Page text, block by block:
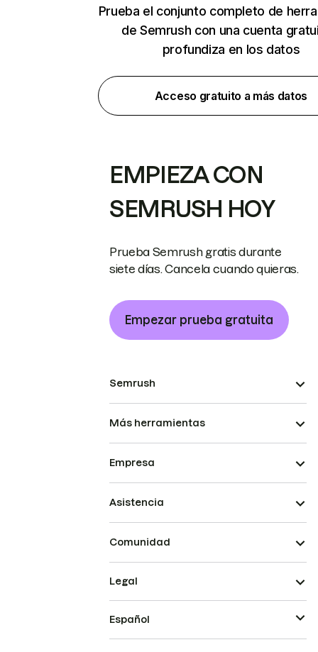
Prueba el conjunto completo de
de Semrush con una cuenta
profundiza en los datos
Acceso gratuito a más datos
EMPIEZA CON
SEMRUSH HOY
Prueba Semrush gratis durante
siete días. Cancela cuando quieras.
Empezar prueba gratuita
Semrush
Más herramientas
Empresa
Asistencia
Comunidad
Legal
Español